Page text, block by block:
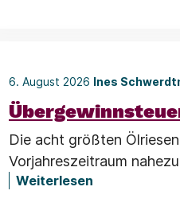
6. August 2026 Ines
Die acht größten
Vorjahreszeitraum
Weiterlesen